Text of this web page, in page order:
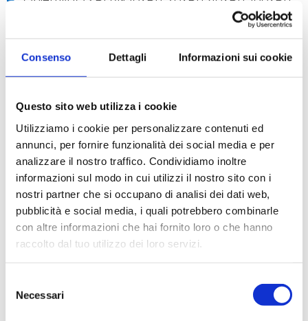
Consenso Dettagli Informazioni sui cookie
Questo sito web utilizza i cookie
Utilizziamo i cookie per personalizzare contenuti ed
annunci, per fornire funzionalità dei social media e per
analizzare il nostro traffico. Condividiamo inoltre
informazioni sul modo in cui utilizzi il nostro sito con i
nostri partner che si occupano di analisi dei dati web,
pubblicità e social media, i quali potrebbero combinarle
con altre informazioni che hai fornito loro o che hanno
raccolto dal tuo utilizzo dei loro servizi.
delNecessari
Tavolino Doppio strato con traslatore scorrevole,
Messa a fuoco Sistema di messa a fuoco macro e
Condensatore Per contrasto di fase (10x/20x, 40x,
100x), campo scuro (dry), campo chiaro
Illuminatore X-LED3, con controllo della
luminosità
Alimentatore Alimentatore esterno: Input 100-
240Vac 50-60Hz / Output 6Vdc 1A